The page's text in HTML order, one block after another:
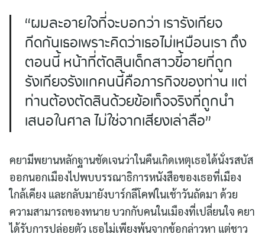
“ผมละอายใจที่จะบอกว่า เรารังเกียจ
กีดกันเธอเพราะคิดว่าเธอไม่เหมือนเรา ถึง
ตอนนี้ หน้าที่ตัดสินเด็กสาวขี้อายที่ถูก
รังเกียจรังแกคนนี้คือภารกิจของท่าน แต่
ท่านต้องตัดสินด้วยข้อเท็จจริงที่ถูกนำ
เสนอในศาล ไม่ใช่จากเสียงเล่าลือ”
คยามีพยานหลักฐานชัดเจนว่าในคืนเกิดเหตุเธอได้นั่งรสบัส
ออกนอกเมืองไปพบบรรณาธิการหนังสือของเธอที่เมือง
ใกล้เคียง และกลับมายังบาร์กลีโคฟในเช้าวันถัดมา ด้วย
ความสามารถของทนาย บวกกับคนในเมืองที่เปลี่ยนใจ คยา
ได้รับการปล่อยตัว เธอไม่เพียงพ้นจากข้อกล่าวหา แต่ชาว